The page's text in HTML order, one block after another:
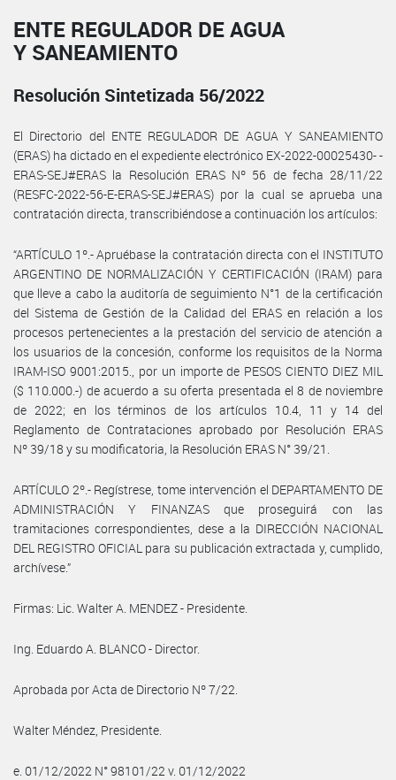
ENTE REGULADOR DE AGUA
Y SANEAMIENTO
Resolución Sintetizada 56/2022
El Directorio del ENTE REGULADOR DE AGUA Y SANEAMIENTO
(ERAS) ha dictado en el expediente electrónico EX-2022-00025430- -
ERAS-SEJ#ERAS la Resolución ERAS Nº 56 de fecha 28/11/22
(RESFC-2022-56-E-ERAS-SEJ#ERAS) por la cual se aprueba una
contratación directa, transcribiéndose a continuación los artículos:
“ARTÍCULO 1º.- Apruébase la contratación directa con el INSTITUTO
ARGENTINO DE NORMALIZACIÓN Y CERTIFICACIÓN (IRAM) para
que lleve a cabo la auditoría de seguimiento N°1 de la certificación
del Sistema de Gestión de la Calidad del ERAS en relación a los
procesos pertenecientes a la prestación del servicio de atención a
los usuarios de la concesión, conforme los requisitos de la Norma
IRAM-ISO 9001:2015., por un importe de PESOS CIENTO DIEZ MIL
($ 110.000.-) de acuerdo a su oferta presentada el 8 de noviembre
de 2022; en los términos de los artículos 10.4, 11 y 14 del
Reglamento de Contrataciones aprobado por Resolución ERAS
Nº 39/18 y su modificatoria, la Resolución ERAS N° 39/21.
ARTÍCULO 2º.- Regístrese, tome intervención el DEPARTAMENTO DE
ADMINISTRACIÓN Y FINANZAS que proseguirá con las
tramitaciones correspondientes, dese a la DIRECCIÓN NACIONAL
DEL REGISTRO OFICIAL para su publicación extractada y, cumplido,
archívese.”
Firmas: Lic. Walter A. MENDEZ - Presidente.
Ing. Eduardo A. BLANCO - Director.
Aprobada por Acta de Directorio Nº 7/22.
Walter Méndez, Presidente.
e. 01/12/2022 N° 98101/22 v. 01/12/2022